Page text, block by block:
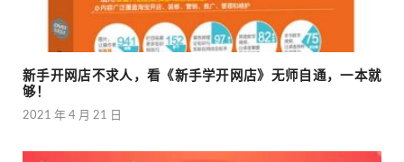
新手开网店不求人，看《新手学开网店》无师自通，一本就
够！
2021 年 4 月 21 日